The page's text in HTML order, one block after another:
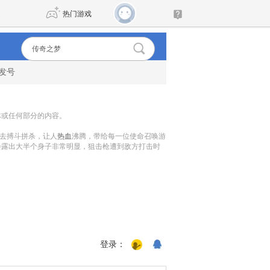
热门游戏
诛仙世界 新仙侠5
号
任何部分的内容。
搏斗拼杀，让人热血沸腾，带给每一位使命召唤游
出大半个身子非常明显，狙击枪遭到敌方打击时
登录：